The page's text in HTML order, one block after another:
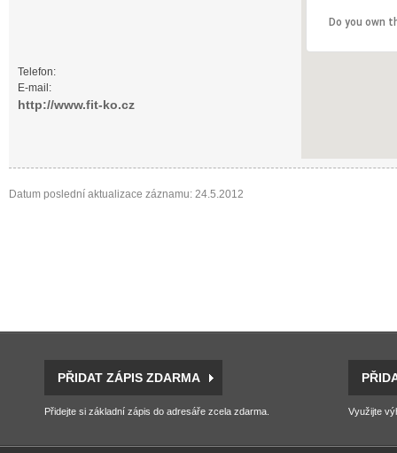
Telefon:
E-mail:
http://www.fit-ko.cz
Do you own
Datum poslední aktualizace záznamu: 24.5.2012
PŘIDAT ZÁPIS ZDARMA
Přidejte si základní zápis do adresáře zcela zdarma. Využijte